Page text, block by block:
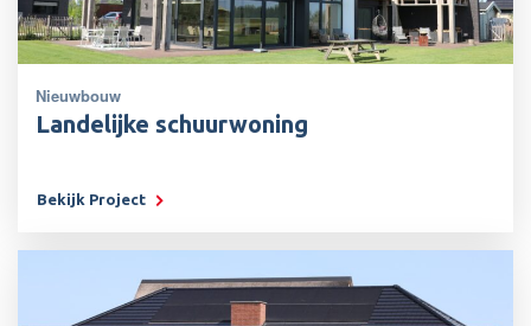
Nieuwbouw
Landelijke schuurwoning
Bekijk Project